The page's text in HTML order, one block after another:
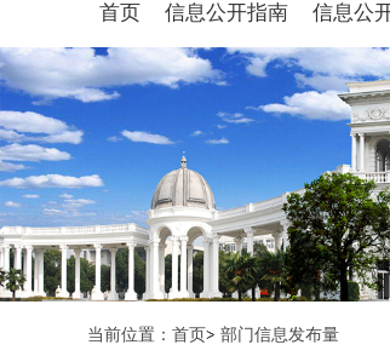
首页 信息公开指南 信息公
当前位置： 首页 部门信息发布量